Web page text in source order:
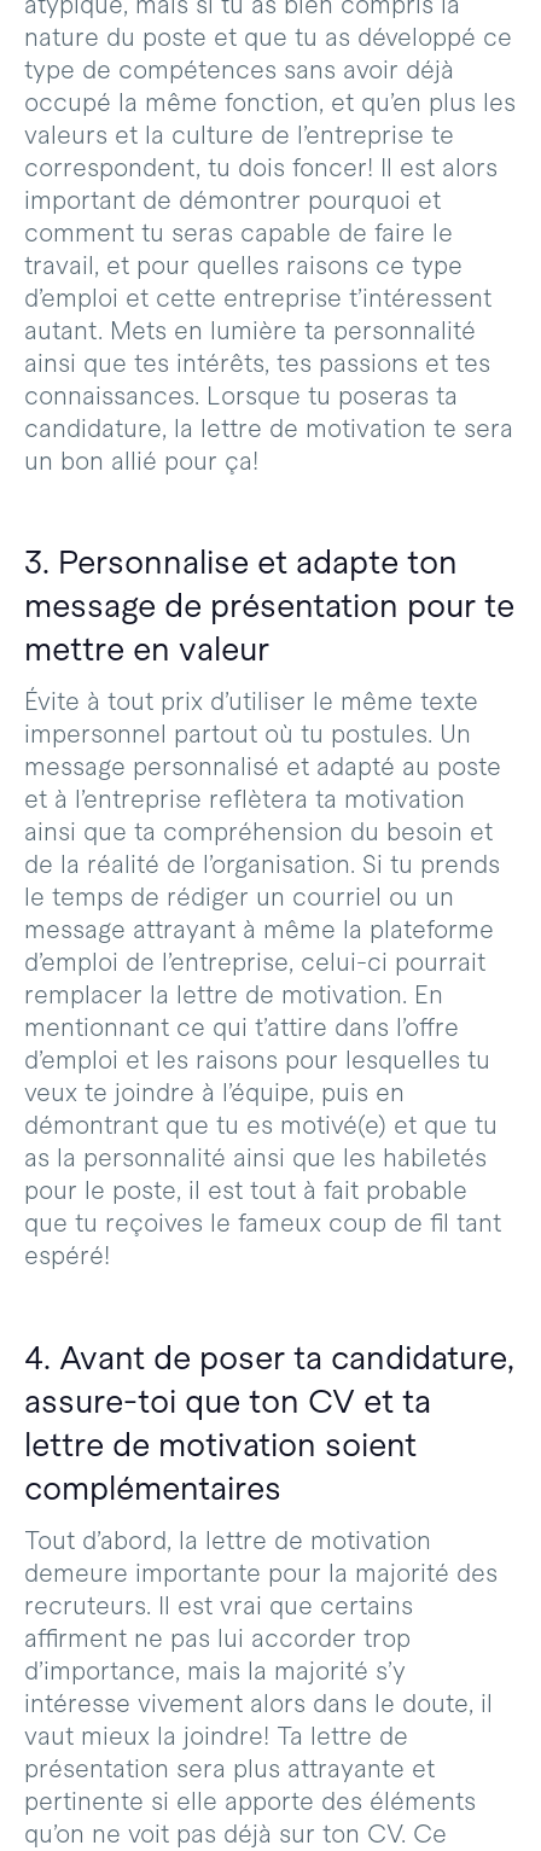
nature du poste et que tu as développé ce
type de compétences sans avoir déjà
occupé la même fonction, et qu’en plus les
valeurs et la culture de l’entreprise te
correspondent, tu dois foncer! Il est alors
important de démontrer pourquoi et
comment tu seras capable de faire le
travail, et pour quelles raisons ce type
d’emploi et cette entreprise t’intéressent
autant. Mets en lumière ta personnalité
ainsi que tes intérêts, tes passions et tes
connaissances. Lorsque tu poseras ta
candidature, la lettre de motivation te sera
un bon allié pour ça!
3. Personnalise et adapte ton
message de présentation pour te
mettre en valeur
Évite à tout prix d’utiliser le même texte
impersonnel partout où tu postules. Un
message personnalisé et adapté au poste
et à l’entreprise reflètera ta motivation
ainsi que ta compréhension du besoin et
de la réalité de l’organisation. Si tu prends
le temps de rédiger un courriel ou un
message attrayant à même la plateforme
d’emploi de l’entreprise, celui-ci pourrait
remplacer la lettre de motivation. En
mentionnant ce qui t’attire dans l’offre
d’emploi et les raisons pour lesquelles tu
veux te joindre à l’équipe, puis en
démontrant que tu es motivé(e) et que tu
as la personnalité ainsi que les habiletés
pour le poste, il est tout à fait probable
que tu reçoives le fameux coup de fil tant
espéré!
4. Avant de poser ta candidature,
assure-toi que ton CV et ta
lettre de motivation soient
complémentaires
Tout d’abord, la lettre de motivation
demeure importante pour la majorité des
recruteurs. Il est vrai que certains
affirment ne pas lui accorder trop
d’importance, mais la majorité s’y
intéresse vivement alors dans le doute, il
vaut mieux la joindre! Ta lettre de
présentation sera plus attrayante et
pertinente si elle apporte des éléments
qu’on ne voit pas déjà sur ton CV. Ce